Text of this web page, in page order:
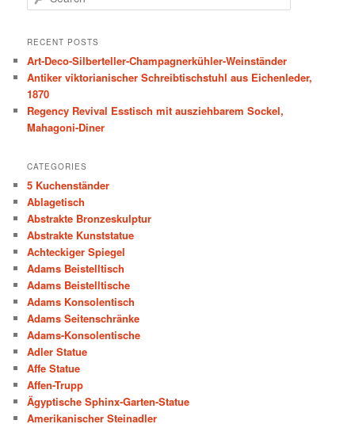
e
r
h
RECENT POSTS
Art-Deco-Silberteller-Champagnerkühler-Weinständer
Antiker viktorianischer Schreibtischstuhl aus Eichenleder,
1870
Regency Revival Esstisch mit ausziehbarem Sockel,
Mahagoni-Diner
CATEGORIES
5 Kuchenständer
Ablagetisch
Abstrakte Bronzeskulptur
Abstrakte Kunststatue
Achteckiger Spiegel
Adams Beistelltisch
Adams Beistelltische
Adams Konsolentisch
Adams Seitenschränke
Adams-Konsolentische
Adler Statue
Affe Statue
Affen-Trupp
Ägyptische Sphinx-Garten-Statue
Amerikanischer Steinadler